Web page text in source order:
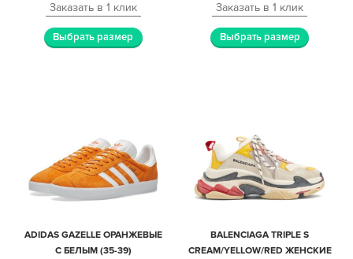
Заказать в 1 клик
Выбрать размер
Заказать в 1 клик
Выбрать размер
ADIDAS GAZELLE ОРАНЖЕВЫЕ
С БЕЛЫМ (35-39)
BALENCIAGA TRIPLE S
CREAM/YELLOW/RED ЖЕНСКИЕ